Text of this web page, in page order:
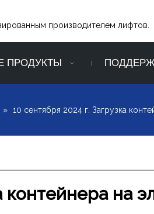
производителем лифтов.
ПРОДУКТЫ
» 10 сентября 2024 г. Загрузка
контейнера на